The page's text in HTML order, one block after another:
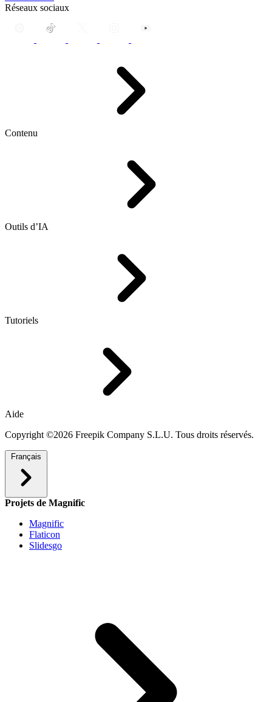
Réseaux sociaux
Contenu
Outils d’IA
Tutoriels
Aide
Copyright ©2026 Freepik Company S.L.U. Tous droits réservés.
Français
Projets de Magnific
Magnific
Flaticon
Slidesgo